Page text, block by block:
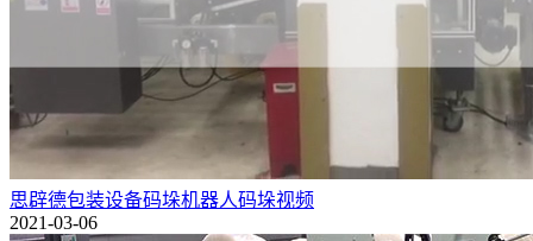
思辟德包装设备码垛机器人码垛视频
2021-03-06